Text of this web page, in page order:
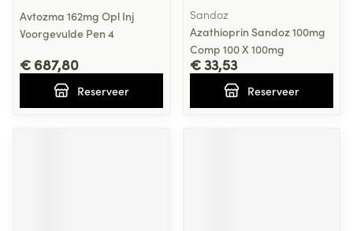
Avtozma 162mg Opl Inj
Voorgevulde Pen 4
€ 687,80
Reserveer
Sandoz
Azathioprin Sandoz 100mg
Comp 100 X 100mg
€ 33,53
Reserveer